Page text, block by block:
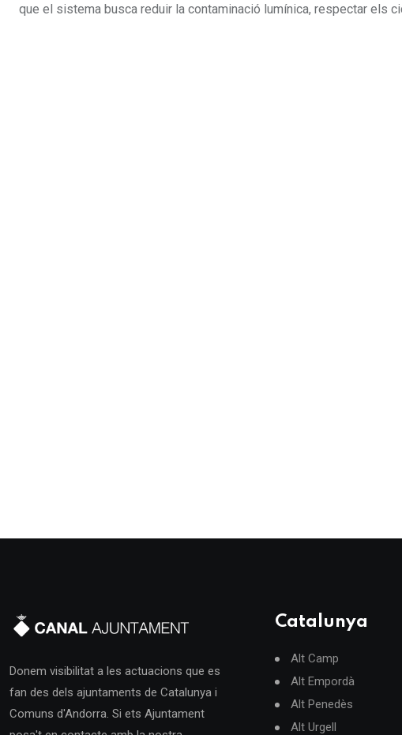
que el sistema busca reduir la contaminació lumínica, respectar els
Donem visibilitat a les actuacions que es
fan des dels ajuntaments de Catalunya i
Comuns d'Andorra. Si ets Ajuntament
Catalunya
Alt Camp
Alt Empordà
Alt Penedès
Alt Urgell